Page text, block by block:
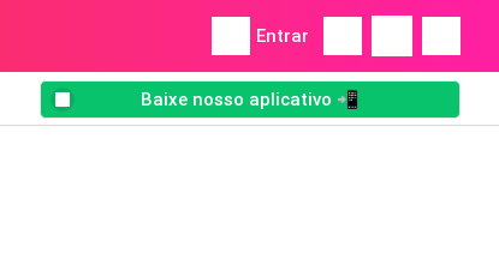
Entrar
Baixe nosso aplicativo 📲